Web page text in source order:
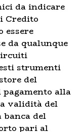
da indicare
Credito
essere
da qualunque
strumenti
del
alla
validità del
banca del
pari al